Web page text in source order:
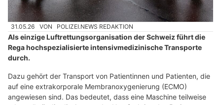
31.05.26 VON POLIZEI.NEWS REDAKTION
Als einzige Luftrettungsorganisation der Schweiz führt die
Rega hochspezialisierte intensivmedizinische Transporte
durch.
Dazu gehört der Transport von Patientinnen und Patienten, die
auf eine extrakorporale Membranoxygenierung (ECMO)
angewiesen sind. Das bedeutet, dass eine Maschine teilweise